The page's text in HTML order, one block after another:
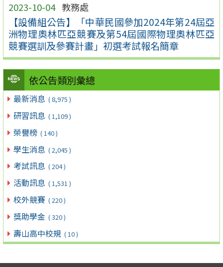
2023-10-04 教務處
【設備組公告】「中華民國參加2024年第24屆亞
洲物理奧林匹亞競賽及第54屆國際物理奧林匹亞
競賽選訓及參賽計畫」初選考試報名簡章
依公告類別彙總
最新消息 ( 8,975 )
研習訊息 ( 1,109 )
榮譽榜 ( 140 )
學生消息 ( 2,045 )
考試訊息 ( 204 )
活動訊息 ( 1,531 )
校外競賽 ( 220 )
獎助學金 ( 320 )
壽山高中校規 ( 10 )